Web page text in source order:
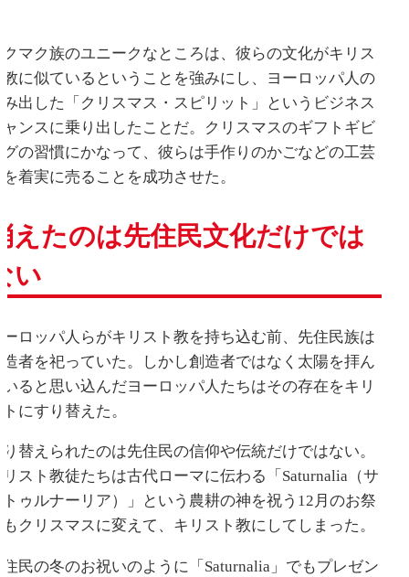
マク族のユニークなところは、彼らの文化がキリス
に似ているということを強みにし、ヨーロッパ人の
出した「クリスマス・スピリット」というビジネス
ンスに乗り出したことだ。クリスマスのギフトギビ
の習慣にかなって、彼らは手作りのかごなどの工芸
着実に売ることを成功させた。
えたのは先住民文化だけでは
い
ロッパ人らがキリスト教を持ち込む前、先住民族は
者を祀っていた。しかし創造者ではなく太陽を拝ん
ると思い込んだヨーロッパ人たちはその存在をキリ
にすり替えた。
替えられたのは先住民の信仰や伝統だけではない。
スト教徒たちは古代ローマに伝わる「Saturnalia（サ
ゥルナーリア）」という農耕の神を祝う12月のお祭
クリスマスに変えて、キリスト教にしてしまった。
民の冬のお祝いのように「Saturnalia」でもプレゼン